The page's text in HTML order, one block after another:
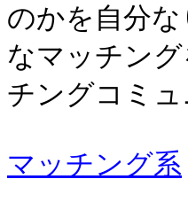
のかを自分
なマッチン
チングコミ
マッチング系